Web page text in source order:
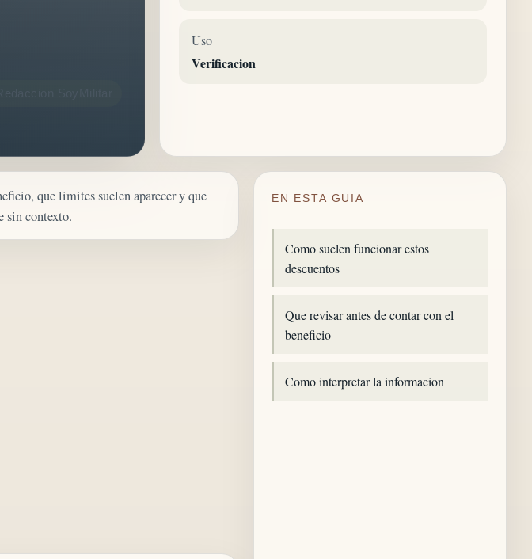
Uso
Verificacion
que limites suelen aparecer y que
sin contexto.
EN ESTA GUIA
Como suelen funcionar estos
descuentos
Que revisar antes de contar con el
beneficio
Como interpretar la informacion